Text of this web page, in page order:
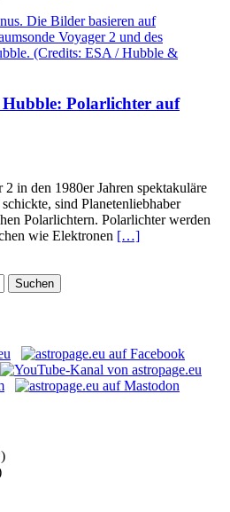
Polarlichter auf
in den 1980er Jahren spektakuläre
sind Planetenliebhaber
Polarlichtern. Polarlichter werden
wie Elektronen […]